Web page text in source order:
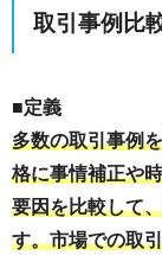
取引事例比
■定義
多数の取引事例
格に事情補正や
要因を比較して
す。市場での取